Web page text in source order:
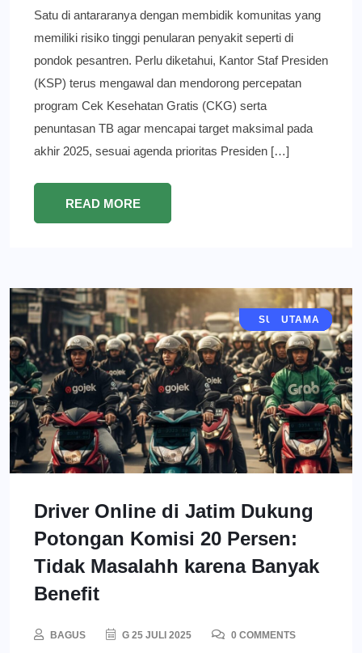
Satu di antararanya dengan membidik komunitas yang
memiliki risiko tinggi penularan penyakit seperti di
pondok pesantren. Perlu diketahui, Kantor Staf Presiden
(KSP) terus mengawal dan mendorong percepatan
program Cek Kesehatan Gratis (CKG) serta
penuntasan TB agar mencapai target maksimal pada
akhir 2025, sesuai agenda prioritas Presiden […]
READ MORE
BERITA
EKONOMI
GRESIK
JAWA TIMUR
SIDOARJO
SURABAYA
UTAMA
Driver Online di Jatim Dukung
Potongan Komisi 20 Persen:
Tidak Masalahh karena Banyak
Benefit
BAGUS G 25 JULI 2025 0 COMMENTS